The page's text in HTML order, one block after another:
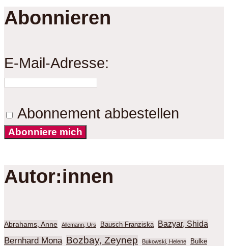
Abonnieren
E-Mail-Adresse:
Abonnement abbestellen
Abonniere mich
Autor:innen
Abrahams, Anne Allemann, Urs Bausch Franziska Bazyar, Shida
Bernhard Mona Bozbay, Zeynep Bukowski, Helene Bulke